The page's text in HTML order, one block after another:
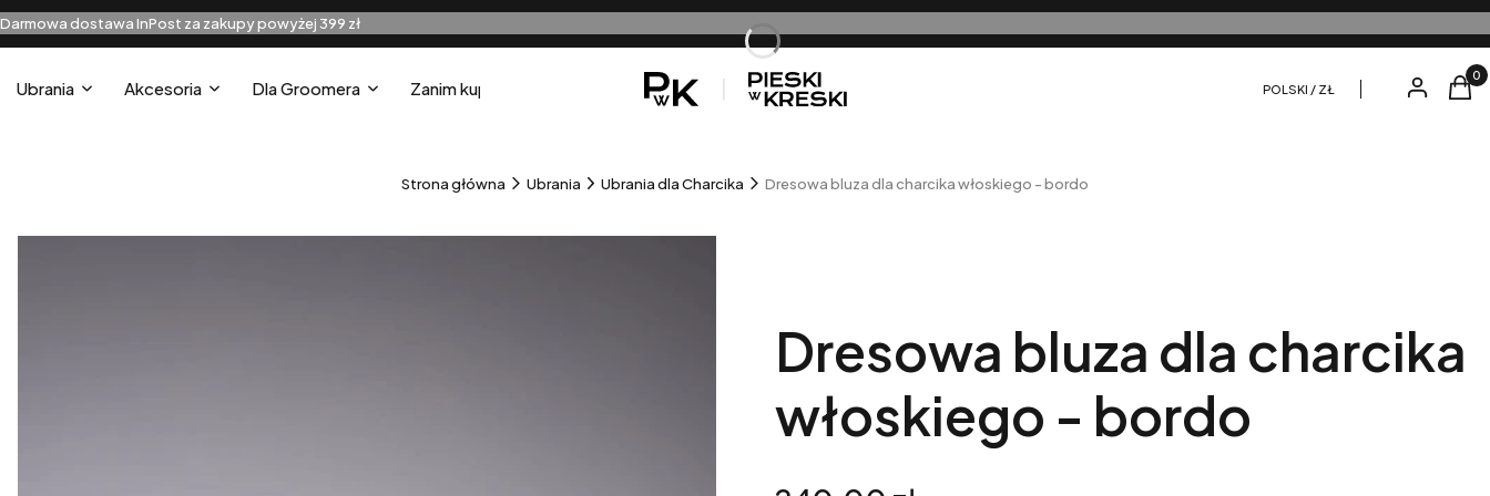
Darmowa dostawa InPost za zakupy powyżej 399 zł
Ubrania Akcesoria Dla Groomera Zanim kupisz POLSKI / ZŁ Zaloguj się
Strona główna Ubrania Ubrania dla Charcika Dresowa bluza dla charcika włoskiego - bordo
Dresowa bluza dla charcika
włoskiego - bordo